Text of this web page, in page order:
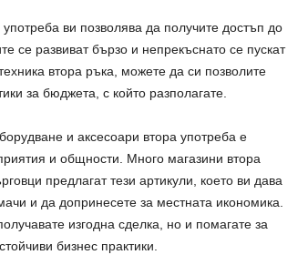
ви позволява да получите достъп до
се развиват бързо и непрекъснато се пускат
втора ръка, можете да си позволите
за бюджета, с който разполагате.
и аксесоари втора употреба е
и общности. Много магазини втора
предлагат тези артикули, което ви дава
и да допринесете за местната икономика.
изгодна сделка, но и помагате за
бизнес практики.